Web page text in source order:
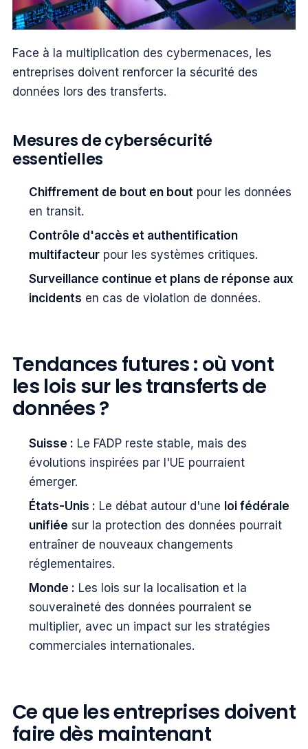
Face à la multiplication des cybermenaces, les
entreprises doivent renforcer la sécurité des
données lors des transferts.
Mesures de cybersécurité
essentielles
Chiffrement de bout en boutpour les données
en transit.
Contrôle d'accès et authentification
multifacteurpour les systèmes critiques.
Surveillance continue et plans de réponse aux
incidents en cas de violation de données.
Tendances futures : où vont
les lois sur les transferts de
données ?
Suisse : Le FADP reste stable, mais des
évolutions inspirées par l'UE pourraient
émerger.
États-Unis : Le débat autour d'une loi fédérale
unifiée sur la protection des données pourrait
entraîner de nouveaux changements
réglementaires.
Monde : Les lois sur la localisation et la
souveraineté des données pourraient se
multiplier, avec un impact sur les stratégies
commerciales internationales.
Ce que les entreprises doivent
faire dès maintenant